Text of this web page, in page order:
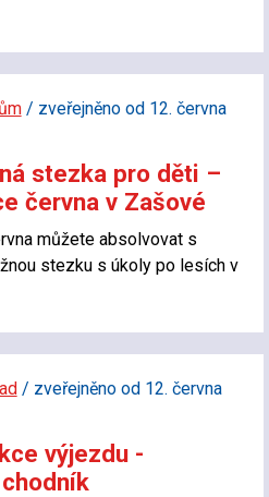
/ zveřejněno od 12. června
stezka pro děti –
června v Zašové
můžete absolvovat s
stezku s úkoly po lesích v
/ zveřejněno od 12. června
výjezdu -